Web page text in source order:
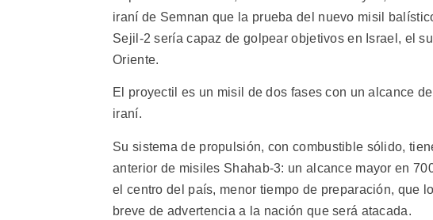
iraní de Semnan que la prueba del nuevo misil
Sejil-2 sería capaz de golpear objetivos en Israel, el
Oriente.
El proyectil es un misil de dos fases con un alcance
iraní.
Su sistema de propulsión, con combustible sólido,
anterior de misiles Shahab-3: un alcance mayor en
el centro del país, menor tiempo de preparación, que
breve de advertencia a la nación que será atacada.